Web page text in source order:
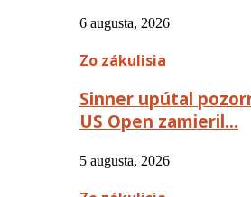
6 augusta, 2026
Zo zákulisia
Sinner upútal
US Open zamieril…
5 augusta, 2026